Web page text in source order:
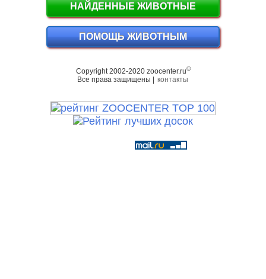
НАЙДЕННЫЕ ЖИВОТНЫЕ
ПОМОЩЬ ЖИВОТНЫМ
Copyright 2002-2020 zoocenter.ru©
Все права защищены | контакты